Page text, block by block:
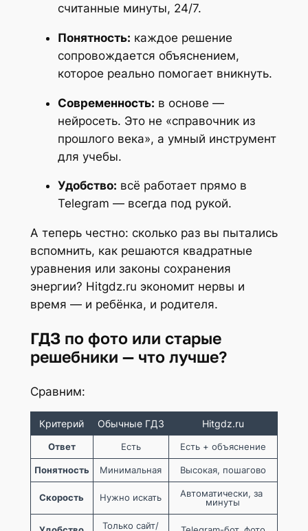
считанные минуты, 24/7.
Понятность: каждое решение
сопровождается объяснением,
которое реально помогает вникнуть.
Современность: в основе —
нейросеть. Это не «справочник из
прошлого века», а умный инструмент
для учебы.
Удобство: всё работает прямо в
Telegram — всегда под рукой.
А теперь честно: сколько раз вы пытались
вспомнить, как решаются квадратные
уравнения или законы сохранения
энергии? Hitgdz.ru экономит нервы и
время — и ребёнка, и родителя.
ГДЗ по фото или старые
решебники — что лучше?
Сравним:
Критерий Обычные ГДЗ Hitgdz.ru
Ответ Есть Есть + объяснение
Понятность Минимальная Высокая, пошагово
Скорость Нужно искать
Автоматически, за
минуты
Только сайт/